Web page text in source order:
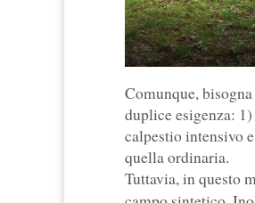
Comunque,
duplice esigenza:
calpestio intensivo
quella ordinaria.
Tuttavia, in questo